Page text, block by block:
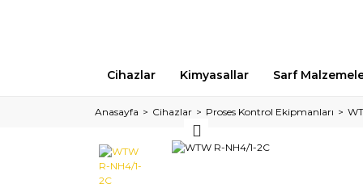
Cihazlar Kimyasallar Sarf
Anasayfa Cihazlar Proses Kontrol Ekipmanları